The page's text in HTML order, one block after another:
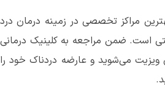
مراکز تخصصی در زمینه‌ درمان درد
است. ضمن مراجعه به کلینیک درمانی
می‌شوید و عارضه دردناک خود را